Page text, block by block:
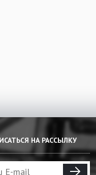
НА РАССЫЛКУ